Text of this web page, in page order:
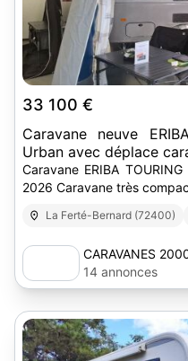
33 100 €
Caravane neuve
Urban avec déplace
Caravane ERIBA
2026 Caravane très
La Ferté-Bernard (72400)
CARAVANES
14 annonces